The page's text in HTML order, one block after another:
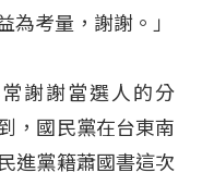
為考量，謝謝。」
謝謝當選人的分
，國民黨在台東南
進黨籍蕭國書這次